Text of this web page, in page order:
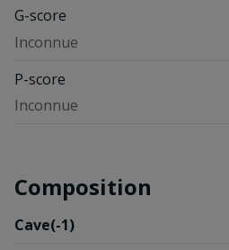
G-score
Inconnue
P-score
Inconnue
Composition
Cave(-1)